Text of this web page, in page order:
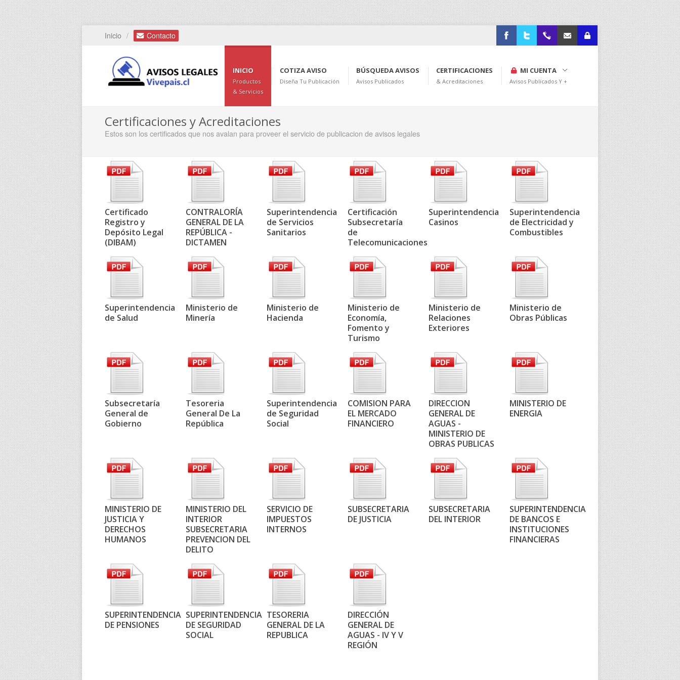
Inicio / Contacto
legales@vivepais.cl
Administración
INICIO
Productos
& Servicios
COTIZA AVISO
Diseña Tu Publicación
BÚSQUEDA AVISOS
Avisos Publicados
CERTIFICACIONES
& Acreditaciones
MI CUENTA
Avisos Publicados Y +
Certificaciones y Acreditaciones
Estos son los certificados que nos avalan para proveer el servicio de publicacion de avisos legales
Certificado
Registro y
Depósito Legal
(DIBAM)
CONTRALORÍA
GENERAL DE LA
REPÚBLICA -
DICTAMEN
Superintendencia
de Servicios
Sanitarios
Certificación
Subsecretaría
de
Telecomunicaciones
Superintendencia
Casinos
Superintendencia
de Electricidad y
Combustibles
Superintendencia
de Salud
Ministerio de
Minería
Ministerio de
Hacienda
Ministerio de
Economía,
Fomento y
Turismo
Ministerio de
Relaciones
Exteriores
Ministerio de
Obras Públicas
Subsecretaría
General de
Gobierno
Tesoreria
General De La
República
Superintendencia
de Seguridad
Social
COMISION PARA
EL MERCADO
FINANCIERO
DIRECCION
GENERAL DE
AGUAS -
MINISTERIO DE
OBRAS PUBLICAS
MINISTERIO DE
ENERGIA
MINISTERIO DE
JUSTICIA Y
DERECHOS
HUMANOS
MINISTERIO DEL
INTERIOR
SUBSECRETARIA
PREVENCION DEL
DELITO
SERVICIO DE
IMPUESTOS
INTERNOS
SUBSECRETARIA
DE JUSTICIA
SUBSECRETARIA
DEL INTERIOR
SUPERINTENDENCIA
DE BANCOS E
INSTITUCIONES
FINANCIERAS
SUPERINTENDENCIA
DE PENSIONES
SUPERINTENDENCIA
DE SEGURIDAD
SOCIAL
TESORERIA
GENERAL DE LA
REPUBLICA
DIRECCIÓN
GENERAL DE
AGUAS - IV Y V
REGIÓN